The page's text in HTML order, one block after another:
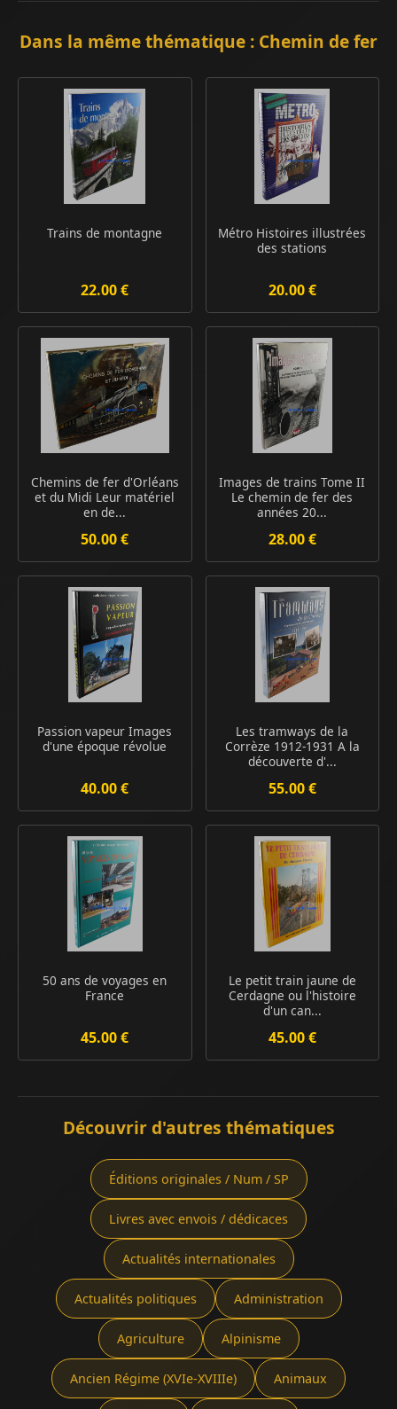
Dans la même thématique : Chemin de fer
Trains de montagne
22.00 €
Métro Histoires illustrées
des stations
20.00 €
Chemins de fer d'Orléans
et du Midi Leur matériel
en de...
50.00 €
Images de trains Tome II
Le chemin de fer des
années 20...
28.00 €
Passion vapeur Images
d'une époque révolue
40.00 €
Les tramways de la
Corrèze 1912-1931 A la
découverte d'...
55.00 €
50 ans de voyages en
France
45.00 €
Le petit train jaune de
Cerdagne ou l'histoire
d'un can...
45.00 €
Découvrir d'autres thématiques
Éditions originales / Num / SP
Livres avec envois / dédicaces
Actualités internationales
Actualités politiques Administration
Agriculture Alpinisme
Ancien Régime (XVIe-XVIIIe) Animaux